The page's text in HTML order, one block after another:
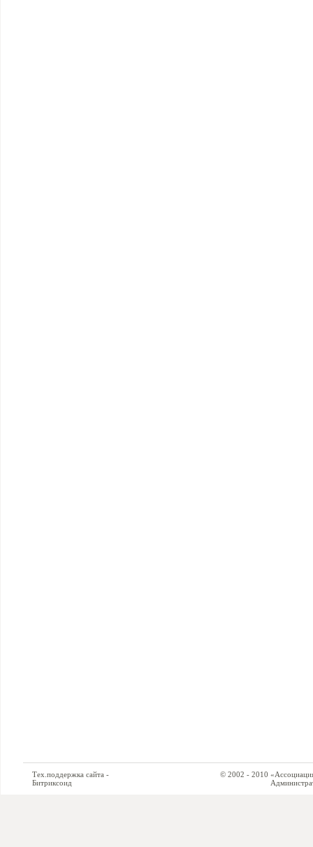
Тех.поддержка сайта -
Битриксоид
© 2002 - 2010 «Ассоциация